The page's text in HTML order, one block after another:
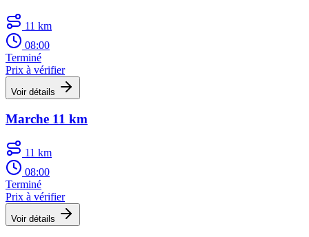
11 km
08:00
Terminé
Prix à vérifier
Voir détails
Marche 11 km
11 km
08:00
Terminé
Prix à vérifier
Voir détails